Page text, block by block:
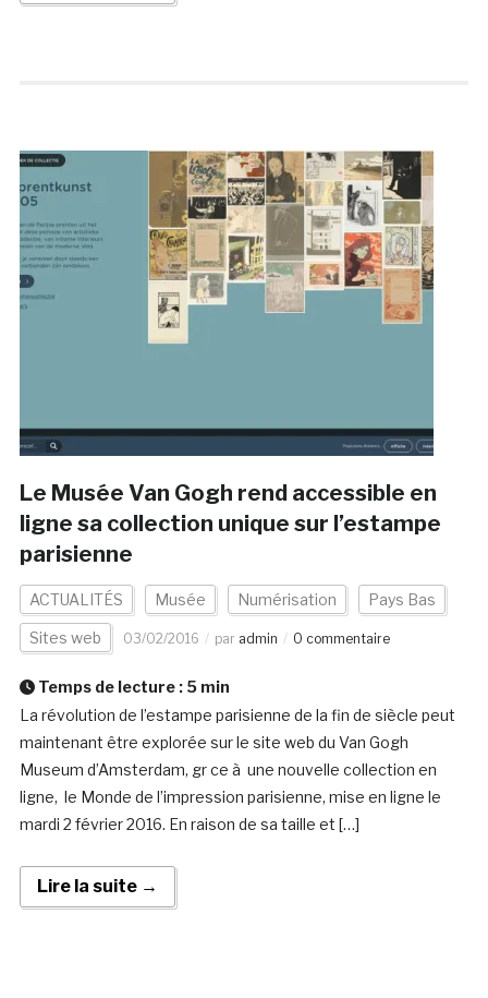
Le Musée Van Gogh rend accessible en
ligne sa collection unique sur l’estampe
parisienne
ACTUALITÉS Musée Numérisation Pays Bas
Sites web 03/02/2016 par admin 0 commentaire
Temps de lecture : 5 min
La révolution de l’estampe parisienne de la fin de siècle peut
maintenant être explorée sur le site web du Van Gogh
Museum d’Amsterdam, gr ce à une nouvelle collection en
ligne, le Monde de l’impression parisienne, mise en ligne le
mardi 2 février 2016. En raison de sa taille et […]
Lire la suite →